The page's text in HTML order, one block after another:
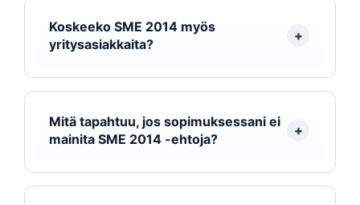
Koskeeko SME 2014 myös
yritysasiakkaita?
Mitä tapahtuu, jos sopimuksessani ei
mainita SME 2014 -ehtoja?